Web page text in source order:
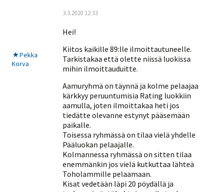
Pekka
Korva
3.3.2020 12:33
Hei!
Kiitos kaikille 89:lle ilmoittautuneelle.
Tarkistakaa että olette niissä luokissa
mihin ilmoittauduitte.
Aamuryhmä on täynnä ja kolme pelaajaa
kärkkyy peruuntumisia Rating luokkiin
aamulla, joten ilmoittakaa heti jos
tiedätte olevanne estynyt pääsemään
paikalle.
Toisessa ryhmässä on tilaa vielä yhdelle
Pääluokan pelaajalle.
Kolmannessa ryhmässä on sitten tilaa
enemmänkin jos vielä kutkuttaa lähteä
Toholammille pelaamaan.
Kisat vedetään läpi 20 pöydällä ja